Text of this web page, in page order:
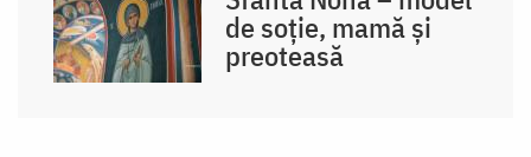
de soție, mamă și
preoteasă